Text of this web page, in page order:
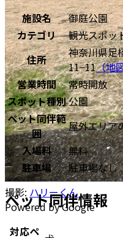
撮影: ハリーくん
Powered by Google
施設名
御庭公園
カテゴリ
観光スポッ
住所
神奈川県足
11−11（地
営業時間
常時開放
スポット種別公園
ペット同伴範
囲
屋外エリア
入場料
無料
駐車場
駐車場なし
ペット同伴情報
対応ペ